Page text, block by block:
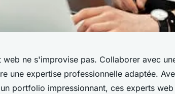
web ne s'improvise pas. Collaborer avec
une expertise professionnelle adaptée.
portfolio impressionnant, ces experts